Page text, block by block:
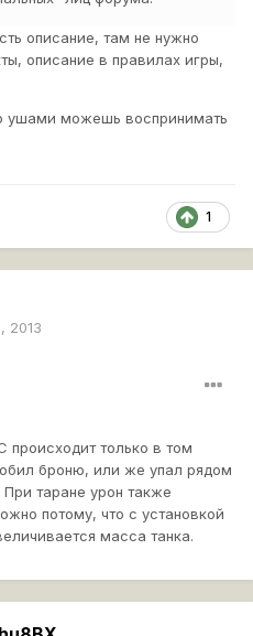
описание, там не нужно
описание в правилах игры,
ушами можешь воспринимать
1
2013
только в том
броню, или же упал рядом
таране урон также
потому, что с установкой
масса танка.